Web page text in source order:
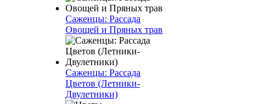
Саженцы: Рассада
Овощей и Пряных трав
Саженцы: Рассада
Цветов (Летники-
Двулетники)